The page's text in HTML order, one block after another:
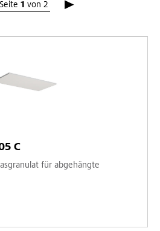
Seite 1 von 2
Seite 1
C
für abgehängte